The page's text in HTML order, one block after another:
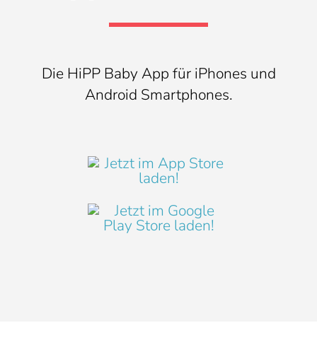
Die HiPP Baby App für iPhones und
Android Smartphones.